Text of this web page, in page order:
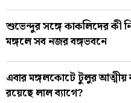
শুভেন্দুর সঙ্গে কাকলিদের কী
মঙ্গলে সব নজর বঙ্গভবনে
এবার মঙ্গলকোটে টুলুর আত্মীয়
রয়েছে লাল ব্যাগে?